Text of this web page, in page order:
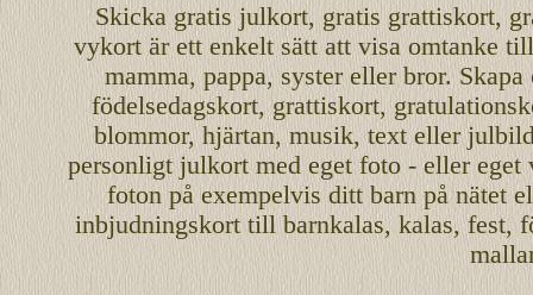
Skicka gratis julkort, gratis grattiskort,
vykortär ett enkelt sätt att visa omtanke
mamma, pappa, systerellerbror.
födelsedagskort,grattiskort,
blommor, hjärtan, musik, text eller
personligtjulkort med eget foto - eller eget
foton på exempelvis ditt barn på nätet
inbjudningskort till barnkalas, kalas, fest,